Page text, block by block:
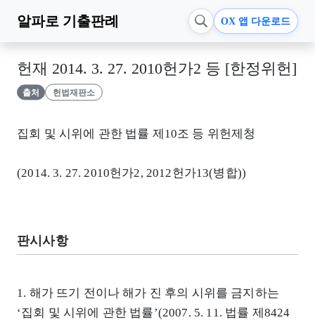
알파로 기출판례 OX 앱 다운로드
헌재 2014. 3. 27. 2010헌가2 등 [한정위헌]
출처 헌법재판소
집회 및 시위에 관한 법률 제10조 등 위헌제청
(2014. 3. 27. 2010헌가2, 2012헌가13(병합))
판시사항
1. 해가 뜨기 전이나 해가 진 후의 시위를 금지하는
‘집회 및 시위에 관한 법률’(2007. 5. 11. 법률 제8424